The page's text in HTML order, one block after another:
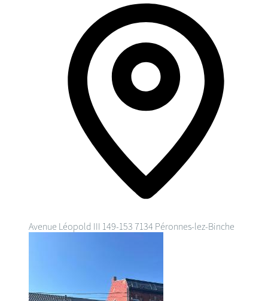
Avenue Léopold III 149-153 7134 Péronnes-lez-Binche